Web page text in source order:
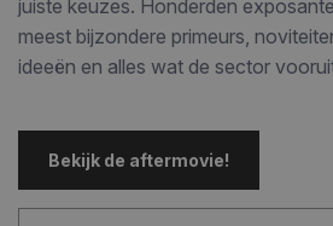
juiste keuzes. Honderden
meest bijzondere primeurs,
ideeën en alles wat de sector
Bekijk de aftermovie!